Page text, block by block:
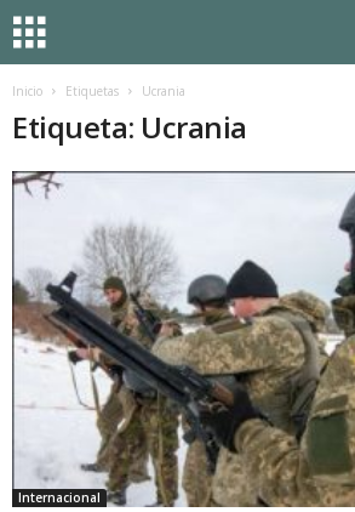
Inicio Etiquetas Ucrania
Etiqueta: Ucrania
Internacional